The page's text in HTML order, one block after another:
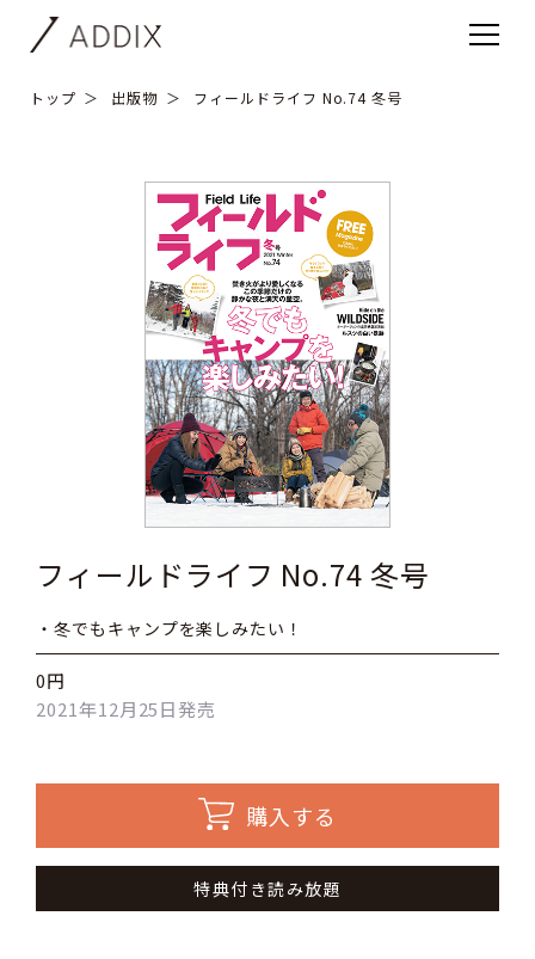
トップ 出版物 フィールドライフ No.74 冬号
フィールドライフ No.74 冬号
・冬でもキャンプを楽しみたい！
0円
2021年12月25日発売
購入する
特典付き読み放題